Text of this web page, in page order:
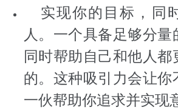
实现你的目标，同
人。一个具备足够分
同时帮助自己和他人
的。这种吸引力会让你
一伙帮助你追求并实现